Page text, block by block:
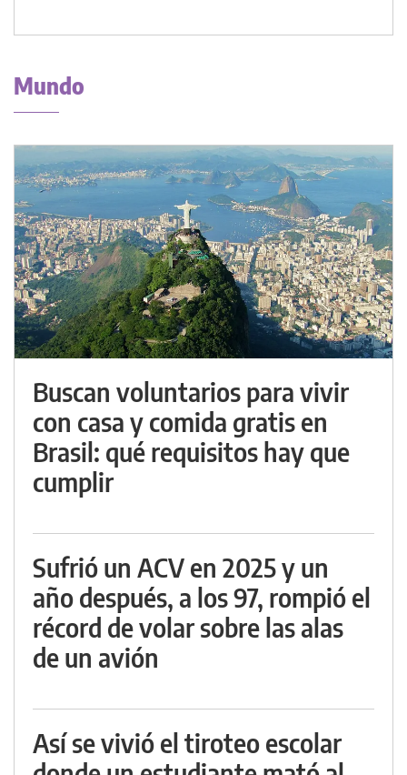
Mundo
Buscan voluntarios para vivir
con casa y comida gratis en
Brasil: qué requisitos hay que
cumplir
Sufrió un ACV en 2025 y un
año después, a los 97, rompió el
récord de volar sobre las alas
de un avión
Así se vivió el tiroteo escolar